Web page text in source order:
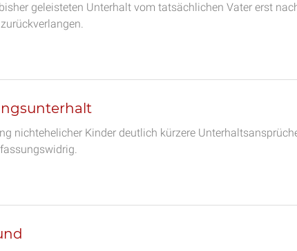
geleisteten Unterhalt vom tatsächlichen Vater erst
nichtehelicher Kinder deutlich kürzere